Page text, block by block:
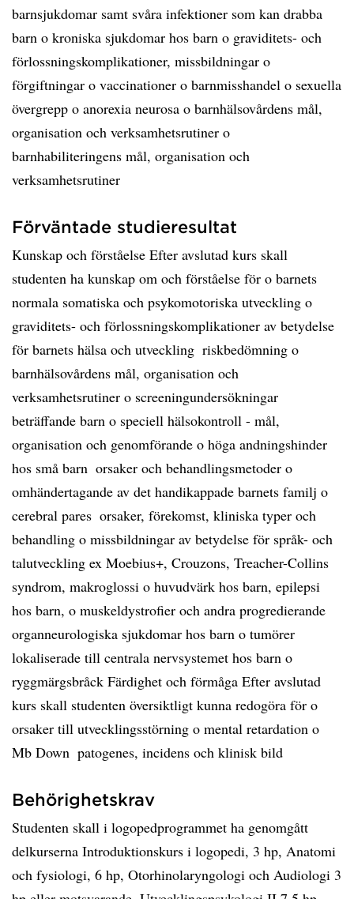
barnsjukdomar samt svåra infektioner som kan drabba
barn o kroniska sjukdomar hos barn o graviditets- och
förlossningskomplikationer, missbildningar o
förgiftningar o vaccinationer o barnmisshandel o sexuella
övergrepp o anorexia neurosa o barnhälsovårdens mål,
organisation och verksamhetsrutiner o
barnhabiliteringens mål, organisation och
verksamhetsrutiner
Förväntade studieresultat
Kunskap och förståelse Efter avslutad kurs skall
studenten ha kunskap om och förståelse för o barnets
normala somatiska och psykomotoriska utveckling o
graviditets- och förlossningskomplikationer av betydelse
för barnets hälsa och utveckling  riskbedömning o
barnhälsovårdens mål, organisation och
verksamhetsrutiner o screeningundersökningar
beträffande barn o speciell hälsokontroll - mål,
organisation och genomförande o höga andningshinder
hos små barn  orsaker och behandlingsmetoder o
omhändertagande av det handikappade barnets familj o
cerebral pares  orsaker, förekomst, kliniska typer och
behandling o missbildningar av betydelse för språk- och
talutveckling ex Moebius+, Crouzons, Treacher-Collins
syndrom, makroglossi o huvudvärk hos barn, epilepsi
hos barn, o muskeldystrofier och andra progredierande
organneurologiska sjukdomar hos barn o tumörer
lokaliserade till centrala nervsystemet hos barn o
ryggmärgsbråck Färdighet och förmåga Efter avslutad
kurs skall studenten översiktligt kunna redogöra för o
orsaker till utvecklingsstörning o mental retardation o
Mb Down  patogenes, incidens och klinisk bild
Behörighetskrav
Studenten skall i logopedprogrammet ha genomgått
delkurserna Introduktionskurs i logopedi, 3 hp, Anatomi
och fysiologi, 6 hp, Otorhinolaryngologi och Audiologi 3